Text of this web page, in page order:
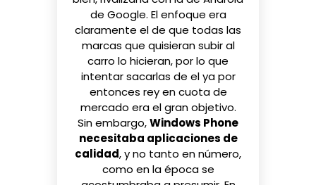
de Google. El enfoque era
claramente el de que todas las
marcas que quisieran subir al
carro lo hicieran, por lo que
intentar sacarlas de el ya por
entonces rey en cuota de
mercado era el gran objetivo.
Sin embargo,Windows Phone
necesitaba aplicaciones de
calidad, y no tanto en número,
como en la época se